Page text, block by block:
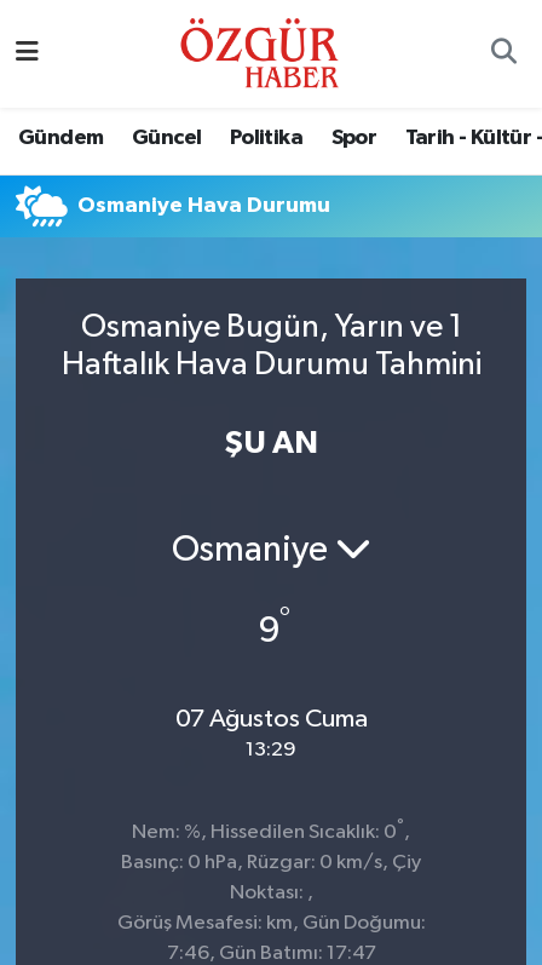
Gündem Güncel Politika Spor Tarih - Kültür
Osmaniye Hava Durumu
Osmaniye Bugün, Yarın ve 1
Haftalık Hava Durumu Tahmini
ŞU AN
Osmaniye
9°
07 Ağustos Cuma
13:29
Nem: %, Hissedilen Sıcaklık: 0° ,
Basınç: 0 hPa, Rüzgar: 0 km/s, Çiy
Noktası: ,
Görüş Mesafesi: km, Gün Doğumu:
7:46, Gün Batımı: 17:47
Eğitim
Ekonomi
Güncel
Tarih - Kültür - Sanat - Turizm
Nöbetçi Eczaneler
Namaz Vakitleri
Trafik Durumu
Süper Lig Puan Durumu ve Fikstür
Son Dakika Haberleri